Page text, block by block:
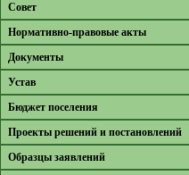
Совет
Нормативно-правовые акты
Документы
Устав
Бюджет поселения
Проекты решений и постановлений
Образцы заявлений